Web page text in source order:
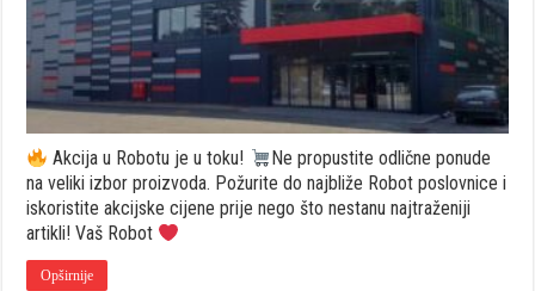
Akcija u Robotu je u toku!
Ne propustite odlične ponude
na veliki izbor proizvoda. Požurite do najbliže Robot poslovnice i
iskoristite akcijske cijene prije nego što nestanu najtraženiji
artikli! Vaš Robot
Opširnije